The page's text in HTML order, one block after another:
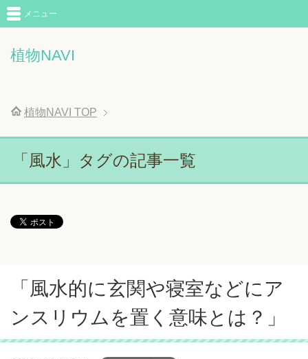
植物NAVI
メニュー
植物NAVI TOP
「風水」タグの記事一覧
「風水的に玄関や寝室などにア
ンスリウムを置く意味とは？」